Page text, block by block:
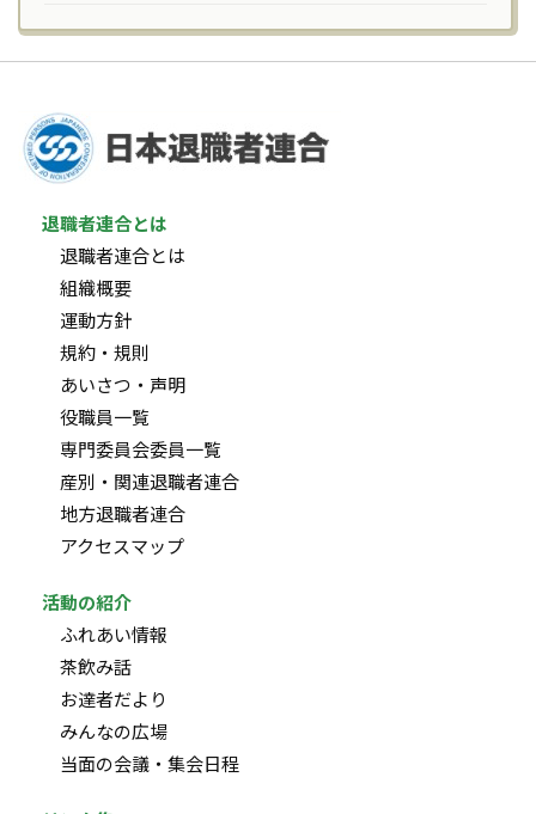
退職者連合とは
退職者連合とは
組織概要
運動方針
規約・規則
あいさつ・声明
役職員一覧
専門委員会委員一覧
産別・関連退職者連合
地方退職者連合
アクセスマップ
活動の紹介
ふれあい情報
茶飲み話
お達者だより
みんなの広場
当面の会議・集会日程